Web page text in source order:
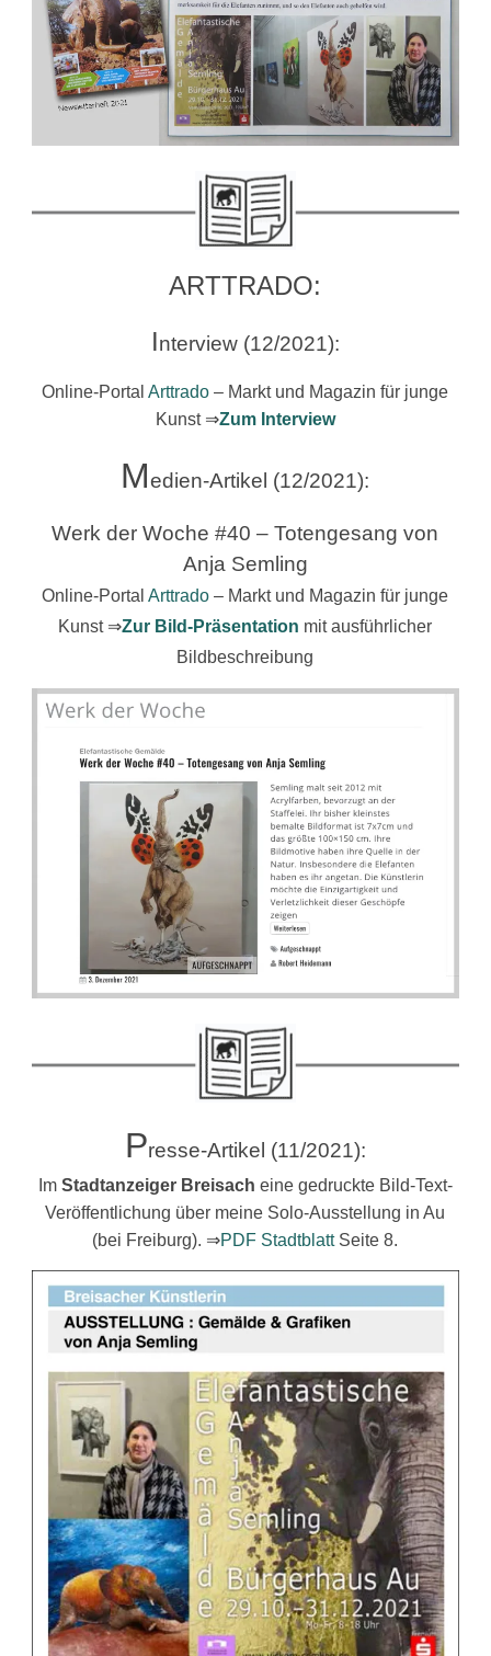
ARTTRADO:
Interview (12/2021):
Online-PortalArttrado – Markt und Magazin für junge
Kunst ⇒Zum Interview
Medien-Artikel (12/2021):
Werk der Woche #40 – Totengesang von
Anja Semling
Online-PortalArttrado – Markt und Magazin für junge
Kunst ⇒Zur Bild-Präsentation mit ausführlicher
Bildbeschreibung
Presse-Artikel (11/2021):
Im Stadtanzeiger Breisach eine gedruckte Bild-Text-
Veröffentlichung über meine Solo-Ausstellung in Au
(bei Freiburg). ⇒PDF StadtblattSeite 8.